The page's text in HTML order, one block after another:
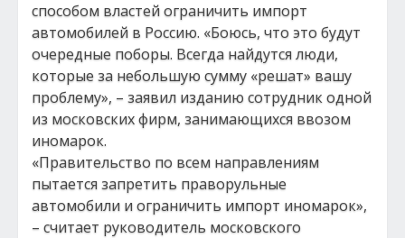
способом властей ограничить импорт
автомобилей в Россию. «Боюсь, что это будут
очередные поборы. Всегда найдутся люди,
которые за небольшую сумму «решат» вашу
проблему», – заявил изданию сотрудник одной
из московских фирм, занимающихся ввозом
иномарок.
«Правительство по всем направлениям
пытается запретить праворульные
автомобили и ограничить импорт иномарок»,
– считает руководитель московского